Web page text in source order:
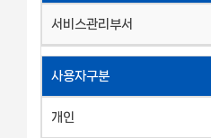
서비스관리부서
사용자구분
개인